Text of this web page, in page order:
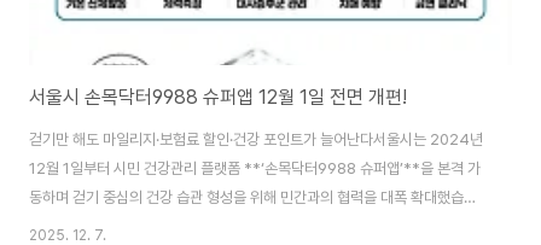
서울시 손목닥터9988 슈퍼앱 12월 1일 전면 개편!
걷기만 해도 마일리지·보험료 할인·건강 포인트가 늘어난다서울시는 2024년
12월 1일부터 시민 건강관리 플랫폼 **‘손목닥터9988 슈퍼앱’**을 본격 가
동하며 걷기 중심의 건강 습관 형성을 위해 민간과의 협력을 대폭 확대했습니
다.이번 개편은 티머니GO 보상 신설, 보험료 할인 제도 도입, 건강 콘텐츠 강
2025. 12. 7.